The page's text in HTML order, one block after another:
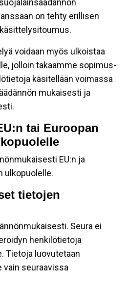
on tehty erillisen
voidaan myös ulkoistaa
jolloin takaamme sopimus-
käsitellään voimassa
mukaisesti ja
tai Euroopan
EU:n ja
ulkopuolelle.
tietojen
Seura ei
henkilötietoja
Tietoja luovutetaan
vain seuraavissa